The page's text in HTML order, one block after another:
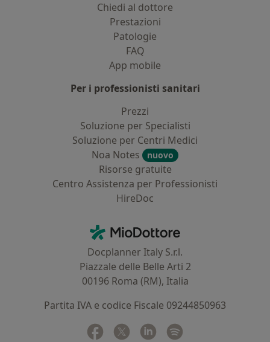
Chiedi al dottore
Prestazioni
Patologie
FAQ
App mobile
Per i professionisti sanitari
Prezzi
Soluzione per Specialisti
Soluzione per Centri Medici
Noa Notes
nuovo
Risorse gratuite
Centro Assistenza per Professionisti
HireDoc
MioDottore - Homepage
Docplanner Italy S.r.l.
Piazzale delle Belle Arti 2
00196 Roma (RM), Italia
Partita IVA e codice Fiscale 09244850963
Facebook
si apre in una nuova scheda
Twitter
si apre in una nuova scheda
Linkedin
si apre in una nuova